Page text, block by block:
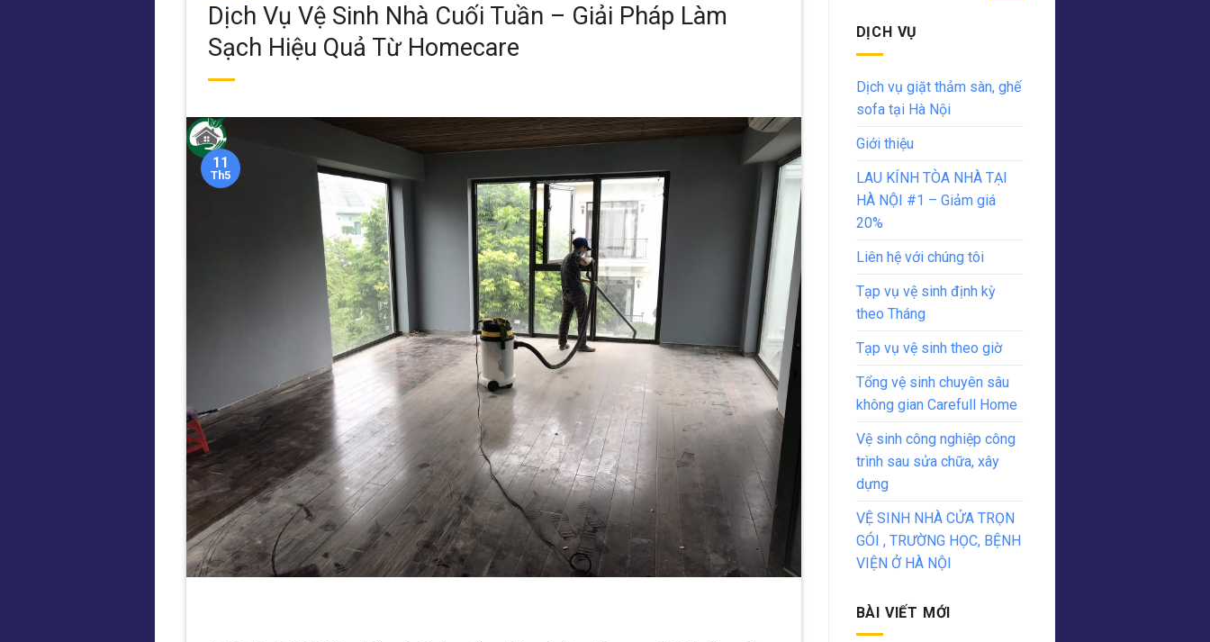
Dịch Vụ Vệ Sinh Nhà Cuối Tuần – Giải Pháp Làm
Sạch Hiệu Quả Từ Homecare
11
Th5
DỊCH VỤ
Dịch vụ giặt thảm sàn, ghế
sofa tại Hà Nội
Giới thiệu
LAU KÍNH TÒA NHÀ TẠI
HÀ NỘI #1 – Giảm giá
20%
Liên hệ với chúng tôi
Tạp vụ vệ sinh định kỳ
theo Tháng
Tạp vụ vệ sinh theo giờ
Tổng vệ sinh chuyên sâu
không gian Carefull Home
Vệ sinh công nghiệp công
trình sau sửa chữa, xây
dựng
VỆ SINH NHÀ CỬA TRỌN
GÓI , TRƯỜNG HỌC, BỆNH
VIỆN Ở HÀ NỘI
BÀI VIẾT MỚI